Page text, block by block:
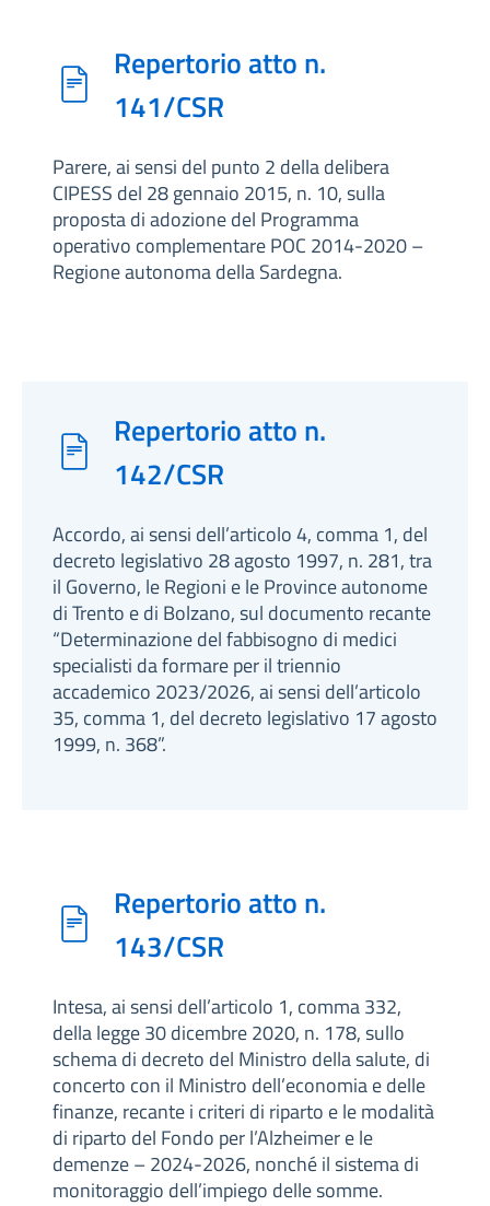
Repertorio atto n.
141/CSR
Parere, ai sensi del punto 2 della delibera
CIPESS del 28 gennaio 2015, n. 10, sulla
proposta di adozione del Programma
operativo complementare POC 2014-2020 –
Regione autonoma della Sardegna.
Repertorio atto n.
142/CSR
Accordo, ai sensi dell’articolo 4, comma 1, del
decreto legislativo 28 agosto 1997, n. 281, tra
il Governo, le Regioni e le Province autonome
di Trento e di Bolzano, sul documento recante
“Determinazione del fabbisogno di medici
specialisti da formare per il triennio
accademico 2023/2026, ai sensi dell’articolo
35, comma 1, del decreto legislativo 17 agosto
1999, n. 368”.
Repertorio atto n.
143/CSR
Intesa, ai sensi dell’articolo 1, comma 332,
della legge 30 dicembre 2020, n. 178, sullo
schema di decreto del Ministro della salute, di
concerto con il Ministro dell’economia e delle
finanze, recante i criteri di riparto e le modalità
di riparto del Fondo per l’Alzheimer e le
demenze – 2024-2026, nonché il sistema di
monitoraggio dell’impiego delle somme.